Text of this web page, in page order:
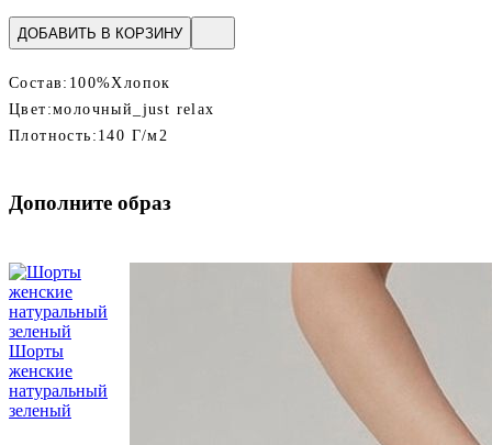
ДОБАВИТЬ В КОРЗИНУ
Состав: 100%Хлопок
Цвет:молочный_just relax
Плотность: 140 Г/м2
Дополните образ
Шорты
женские
натуральный
зеленый